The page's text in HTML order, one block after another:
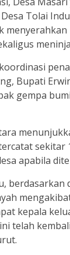
Tolai
Bupati
gempa
sekitar
apabila
berdasarkan
kepala
telah